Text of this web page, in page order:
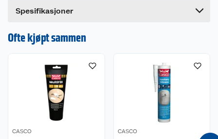
Spesifikasjoner
Ofte kjøpt sammen
CASCO CASCO